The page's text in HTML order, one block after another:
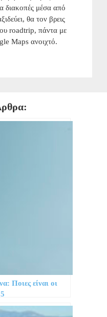
διακοπές μέσα από
θα τον βρεις
roadtrip, πάντα με
Maps ανοιχτό.
Ποιες είναι οι